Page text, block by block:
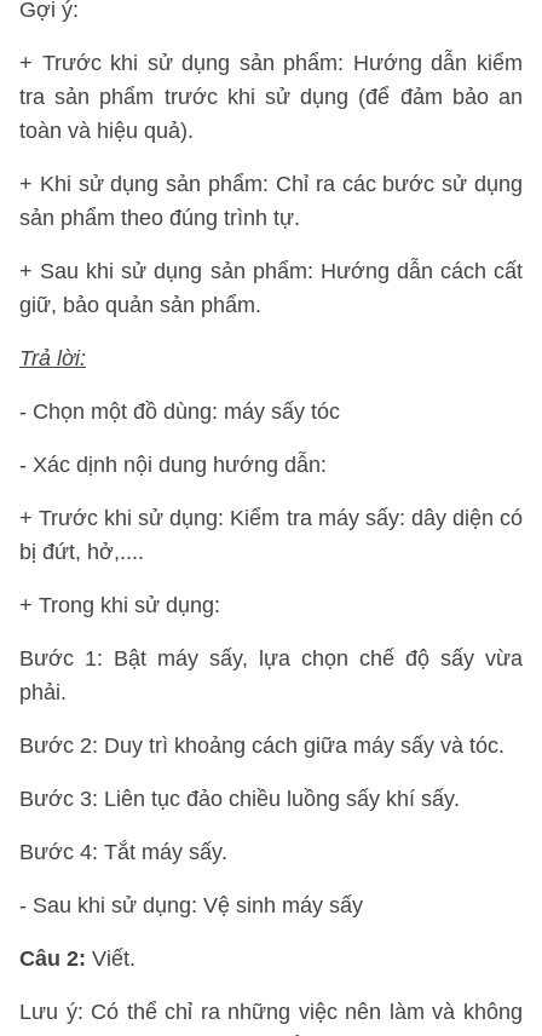
Gợi ý:
+ Trước khi sử dụng sản phẩm: Hướng dẫn kiểm
tra sản phẩm trước khi sử dụng (để đảm bảo an
toàn và hiệu quả).
+ Khi sử dụng sản phẩm: Chỉ ra các bước sử dụng
sản phẩm theo đúng trình tự.
+ Sau khi sử dụng sản phẩm: Hướng dẫn cách cất
giữ, bảo quản sản phẩm.
Trả lời:
- Chọn một đồ dùng: máy sấy tóc
- Xác dịnh nội dung hướng dẫn:
+ Trước khi sử dụng: Kiểm tra máy sấy: dây diện có
bị đứt, hở,....
+ Trong khi sử dụng:
Bước 1: Bật máy sấy, lựa chọn chế độ sấy vừa
phải.
Bước 2: Duy trì khoảng cách giữa máy sấy và tóc.
Bước 3: Liên tục đảo chiều luồng sấy khí sấy.
Bước 4: Tắt máy sấy.
- Sau khi sử dụng: Vệ sinh máy sấy
Câu 2: Viết.
Lưu ý: Có thể chỉ ra những việc nên làm và không